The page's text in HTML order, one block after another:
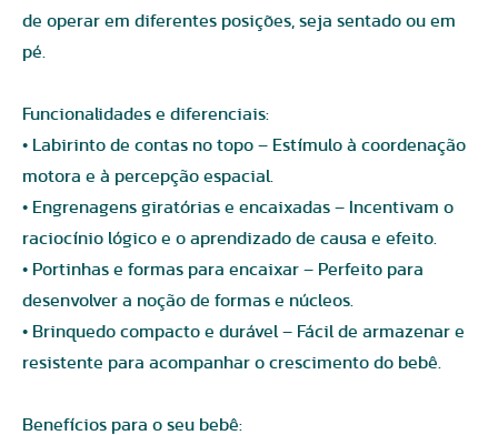
de operar em diferentes posições, seja sentado ou em
pé.
Funcionalidades e diferenciais:
• Labirinto de contas no topo – Estímulo à coordenação
motora e à percepção espacial.
• Engrenagens giratórias e encaixadas – Incentivam o
raciocínio lógico e o aprendizado de causa e efeito.
• Portinhas e formas para encaixar – Perfeito para
desenvolver a noção de formas e núcleos.
• Brinquedo compacto e durável – Fácil de armazenar e
resistente para acompanhar o crescimento do bebê.
Benefícios para o seu bebê: